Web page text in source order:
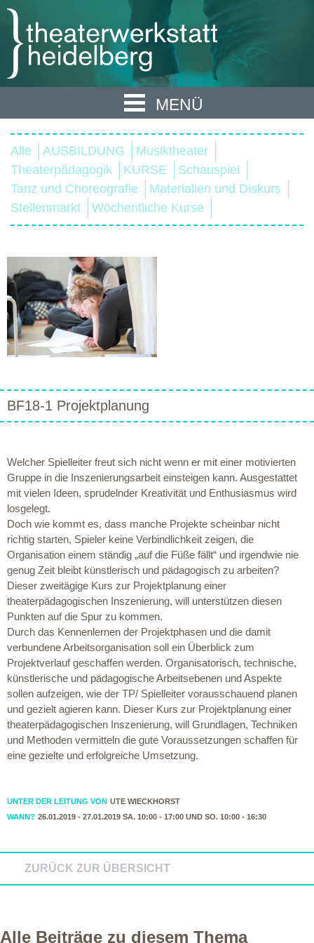
MENÜ
Alle AUSBILDUNG
Musiktheater
Theaterpädagogik
KURSE
Schauspiel
Tanz und Choreografie
Materialien und Diskurs
Stellenmarkt
Wöchentliche Kurse
BF18-1 Projektplanung
Welcher Spielleiter freut sich nicht wenn er mit einer motivierten
Gruppe in die Inszenierungsarbeit einsteigen kann. Ausgestattet
mit vielen Ideen, sprudelnder Kreativität und Enthusiasmus wird
losgelegt.
Doch wie kommt es, dass manche Projekte scheinbar nicht
richtig starten, Spieler keine Verbindlichkeit zeigen, die
Organisation einem ständig „auf die Füße fällt“ und irgendwie nie
genug Zeit bleibt künstlerisch und pädagogisch zu arbeiten?
Dieser zweitägige Kurs zur Projektplanung einer
theaterpädagogischen Inszenierung, will unterstützen diesen
Punkten auf die Spur zu kommen.
Durch das Kennenlernen der Projektphasen und die damit
verbundene Arbeitsorganisation soll ein Überblick zum
Projektverlauf geschaffen werden. Organisatorisch, technische,
künstlerische und pädagogische Arbeitsebenen und Aspekte
sollen aufzeigen, wie der TP/ Spielleiter vorausschauend planen
und gezielt agieren kann. Dieser Kurs zur Projektplanung einer
theaterpädagogischen Inszenierung, will Grundlagen, Techniken
und Methoden vermitteln die gute Voraussetzungen schaffen für
eine gezielte und erfolgreiche Umsetzung.
UNTER DER LEITUNG VON UTE WIECKHORST
WANN? 26.01.2019 - 27.01.2019 SA. 10:00 - 17:00 UND SO. 10:00 - 16:30
ZURÜCK ZUR ÜBERSICHT
Alle Beiträge zu diesem Thema